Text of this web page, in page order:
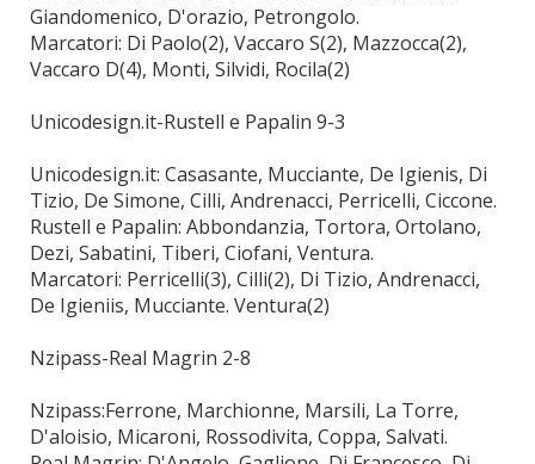
Giandomenico, D'orazio, Petrongolo.
Marcatori: Di Paolo(2), Vaccaro S(2), Mazzocca(2),
Vaccaro D(4), Monti, Silvidi, Rocila(2)
Unicodesign.it-Rustell e Papalin 9-3
Unicodesign.it: Casasante, Mucciante, De Igienis, Di
Tizio, De Simone, Cilli, Andrenacci, Perricelli, Ciccone.
Rustell e Papalin: Abbondanzia, Tortora, Ortolano,
Dezi, Sabatini, Tiberi, Ciofani, Ventura.
Marcatori: Perricelli(3), Cilli(2), Di Tizio, Andrenacci,
De Igieniis, Mucciante. Ventura(2)
Nzipass-Real Magrin 2-8
Nzipass:Ferrone, Marchionne, Marsili, La Torre,
D'aloisio, Micaroni, Rossodivita, Coppa, Salvati.